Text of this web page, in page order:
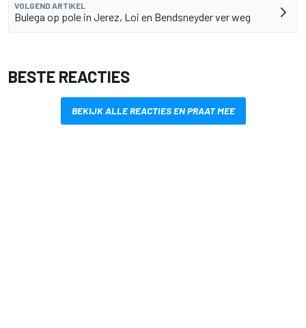
VOLGEND ARTIKEL
Bulega op pole in Jerez, Loi en Bendsneyder ver weg
BESTE REACTIES
BEKIJK ALLE REACTIES EN PRAAT MEE